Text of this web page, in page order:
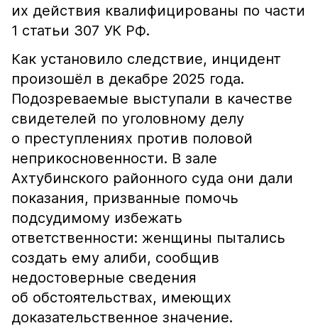
их действия квалифицированы по части
1 статьи 307 УК РФ.
Как установило следствие, инцидент
произошёл в декабре 2025 года.
Подозреваемые выступали в качестве
свидетелей по уголовному делу
о преступлениях против половой
неприкосновенности. В зале
Ахтубинского районного суда они дали
показания, призванные помочь
подсудимому избежать
ответственности: женщины пытались
создать ему алиби, сообщив
недостоверные сведения
об обстоятельствах, имеющих
доказательственное значение.